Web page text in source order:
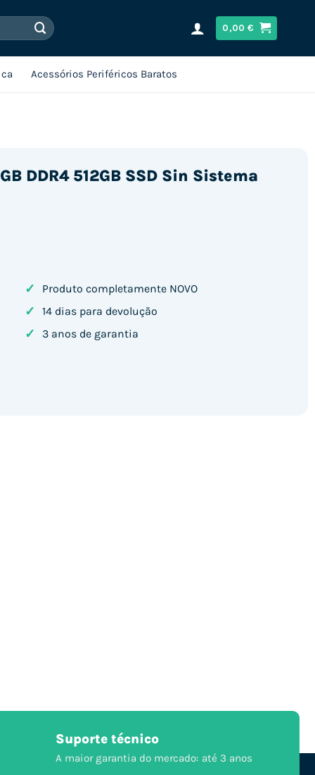
0,00€
Acessórios Periféricos Baratos
DDR4 512GB SSD Sin Sistema
✓ Produto completamente NOVO
✓ 14 dias para devolução
✓ 3 anos de garantia
Suporte técnico
A maior garantia do mercado: até 3 anos